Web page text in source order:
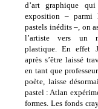
d’art graphique
exposition – parmi
pastels inédits –, on
l’artiste vers un
plastique. En effet
après s’être laissé
en tant que
poète, laisse
pastel : Atlan
formes. Les fonds